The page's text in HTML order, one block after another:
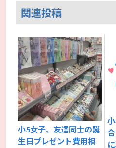
関連投稿
小5女子、友達同士の誕
生日プレゼント費用相